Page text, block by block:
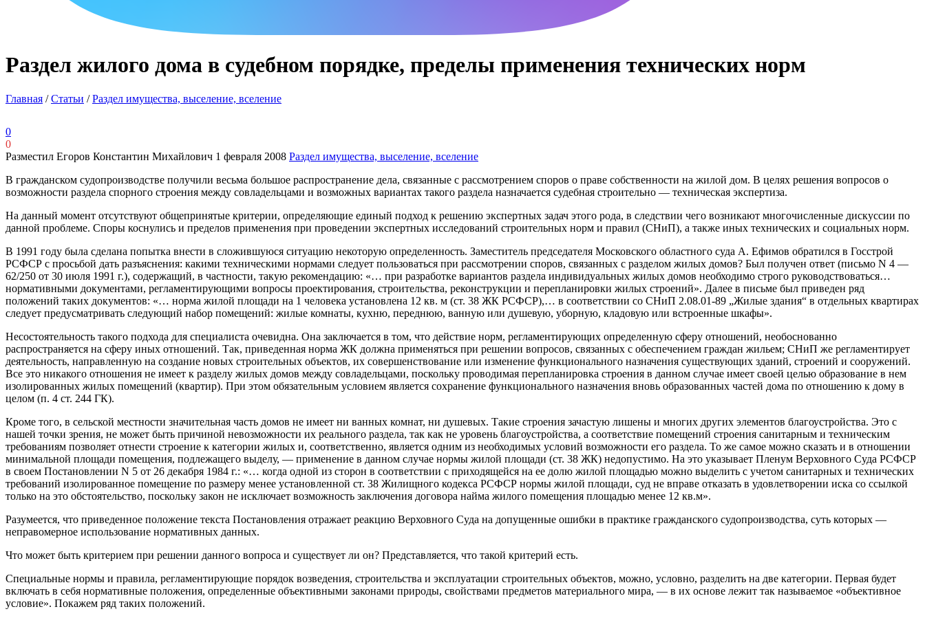
Раздел жилого дома в судебном порядке, пределы применения технических норм
Главная /Статьи /Раздел имущества, выселение, вселение
0
0
Разместил Егоров Константин Михайлович 1 февраля 2008 Раздел имущества, выселение, вселение
В гражданском судопроизводстве получили весьма большое распространение дела, связанные с рассмотрением споров о праве собственности на жилой дом. В целях решения вопросов о
возможности раздела спорного строения между совладельцами и возможных вариантах такого раздела назначается судебная строительно — техническая экспертиза.
На данный момент отсутствуют общепринятые критерии, определяющие единый подход к решению экспертных задач этого рода, в следствии чего возникают многочисленные дискуссии по
данной проблеме. Споры коснулись и пределов применения при проведении экспертных исследований строительных норм и правил (СНиП), а также иных технических и социальных норм.
В 1991 году была сделана попытка внести в сложившуюся ситуацию некоторую определенность. Заместитель председателя Московского областного суда А. Ефимов обратился в Госстрой
РСФСР с просьбой дать разъяснения: какими техническими нормами следует пользоваться при рассмотрении споров, связанных с разделом жилых домов? Был получен ответ (письмо N 4 —
62/250 от 30 июля 1991 г.), содержащий, в частности, такую рекомендацию: «… при разработке вариантов раздела индивидуальных жилых домов необходимо строго руководствоваться…
нормативными документами, регламентирующими вопросы проектирования, строительства, реконструкции и перепланировки жилых строений». Далее в письме был приведен ряд
положений таких документов: «… норма жилой площади на 1 человека установлена 12 кв. м (ст. 38 ЖК РСФСР),… в соответствии со СНиП 2.08.01-89 „Жилые здания“ в отдельных квартирах
следует предусматривать следующий набор помещений: жилые комнаты, кухню, переднюю, ванную или душевую, уборную, кладовую или встроенные шкафы».
Несостоятельность такого подхода для специалиста очевидна. Она заключается в том, что действие норм, регламентирующих определенную сферу отношений, необоснованно
распространяется на сферу иных отношений. Так, приведенная норма ЖК должна применяться при решении вопросов, связанных с обеспечением граждан жильем; СНиП же регламентирует
деятельность, направленную на создание новых строительных объектов, их совершенствование или изменение функционального назначения существующих зданий, строений и сооружений.
Все это никакого отношения не имеет к разделу жилых домов между совладельцами, поскольку проводимая перепланировка строения в данном случае имеет своей целью образование в нем
изолированных жилых помещений (квартир). При этом обязательным условием является сохранение функционального назначения вновь образованных частей дома по отношению к дому в
целом (п. 4 ст. 244 ГК).
Кроме того, в сельской местности значительная часть домов не имеет ни ванных комнат, ни душевых. Такие строения зачастую лишены и многих других элементов благоустройства. Это с
нашей точки зрения, не может быть причиной невозможности их реального раздела, так как не уровень благоустройства, а соответствие помещений строения санитарным и техническим
требованиям позволяет отнести строение к категории жилых и, соответственно, является одним из необходимых условий возможности его раздела. То же самое можно сказать и в отношении
минимальной площади помещения, подлежащего выделу, — применение в данном случае нормы жилой площади (ст. 38 ЖК) недопустимо. На это указывает Пленум Верховного Суда РСФСР
в своем Постановлении N 5 от 26 декабря 1984 г.: «… когда одной из сторон в соответствии с приходящейся на ее долю жилой площадью можно выделить с учетом санитарных и технических
требований изолированное помещение по размеру менее установленной ст. 38 Жилищного кодекса РСФСР нормы жилой площади, суд не вправе отказать в удовлетворении иска со ссылкой
только на это обстоятельство, поскольку закон не исключает возможность заключения договора найма жилого помещения площадью менее 12 кв.м».
Разумеется, что приведенное положение текста Постановления отражает реакцию Верховного Суда на допущенные ошибки в практике гражданского судопроизводства, суть которых —
неправомерное использование нормативных данных.
Что может быть критерием при решении данного вопроса и существует ли он? Представляется, что такой критерий есть.
Специальные нормы и правила, регламентирующие порядок возведения, строительства и эксплуатации строительных объектов, можно, условно, разделить на две категории. Первая будет
включать в себя нормативные положения, определенные объективными законами природы, свойствами предметов материального мира, — в их основе лежит так называемое «объективное
условие». Покажем ряд таких положений.